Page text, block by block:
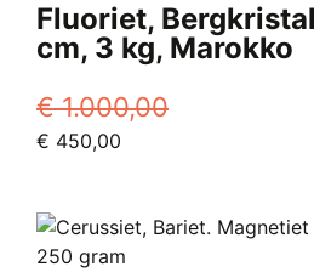
Fluoriet,
cm, 3 kg, Marokko
€1.000,00
Oorspronkelijke
€ 1.000,00.
€ 450,00
€ 450,00.